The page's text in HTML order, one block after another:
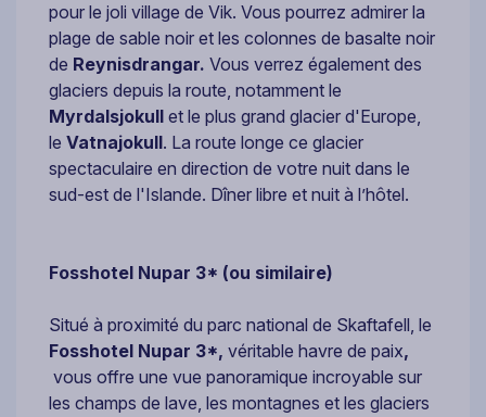
pour le joli village de Vik. Vous pourrez admirer la
plage de sable noir et les colonnes de basalte noir
de Reynisdrangar. Vous verrez également des
glaciers depuis la route, notamment le
Myrdalsjokull et le plus grand glacier d'Europe,
le Vatnajokull. La route longe ce glacier
spectaculaire en direction de votre nuit dans le
sud-est de l'Islande. Dîner libre et nuit à l’hôtel.
Fosshotel Nupar 3* (ou similaire)
Situé à proximité du parc national de Skaftafell, le
Fosshotel Nupar 3*, véritable havre de paix,
vous offre une vue panoramique incroyable sur
les champs de lave, les montagnes et les glaciers